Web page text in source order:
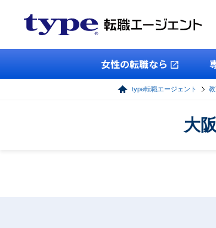
女性の転職なら
type転職エージェント
大